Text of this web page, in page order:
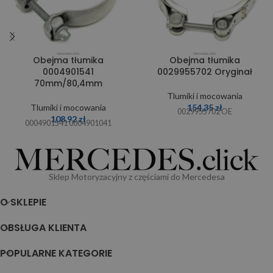
Obejma tłumika
0004901541
70mm/80,4mm
Tlumiki i mocowania
108,92zł
0004901541 0004901041
Obejma tłumika
0029955702 Oryginał
Tlumiki i mocowania
154,35zł
0029955702 OE
Sklep Motoryzacyjny z częściami do Mercedesa
O SKLEPIE
OBSŁUGA KLIENTA
POPULARNE KATEGORIE